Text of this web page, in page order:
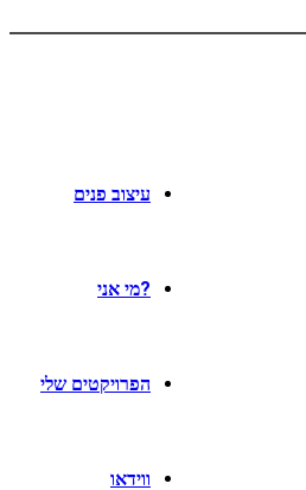
עיצוב פנים
?מי אני
הפרויקטים שלי
ווידאו